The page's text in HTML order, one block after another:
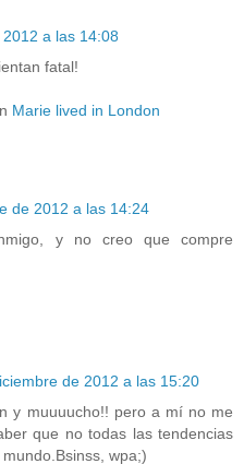
a las 14:08
fatal!
Marie lived in London
de 2012 a las 14:24
y no creo que compre
de 2012 a las 15:20
y muuuucho!! pero a mí no me
que no todas las tendencias
wpa;)